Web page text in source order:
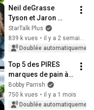
Neil deGrasse
Tyson et Jaron
Lanier sur l'illusion
de l'IA
StarTalk Plus
839 k vues •
Doublée automatiquement
Top 5 des PIRES
marques de pain à
éviter
Bobby Parrish
750 k vues • il y a 1 mois
Doublée automatiquement